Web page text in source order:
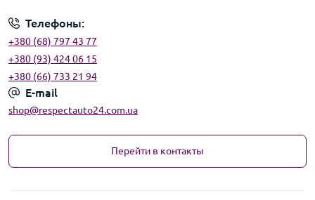
Телефоны:
+380 (68) 797 43 77
+380 (93) 424 06 15
+380 (66) 733 21 94
E-mail
shop@respectauto24.com.ua
Перейти в контакты